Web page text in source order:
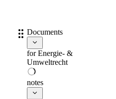
Documents
forEnergie- &
Umweltrecht
notes